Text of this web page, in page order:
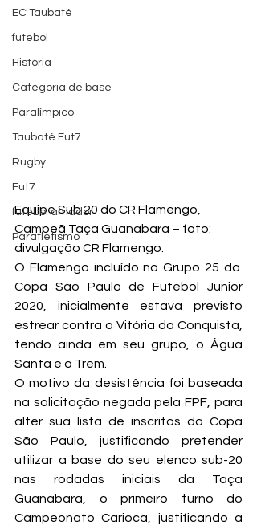
EC Taubaté
futebol
História
Categoria de base
Paralímpico
Taubaté Fut7
Rugby
Fut7
futebol amador
Paratletismo
Equipe Sub 20 do CR Flamengo,
Campeã Taça Guanabara – foto:
divulgação CR Flamengo.
O Flamengo incluído no Grupo 25 da
Copa São Paulo de Futebol Junior
2020, inicialmente estava previsto
estrear contra o Vitória da Conquista,
tendo ainda em seu grupo, o Água
Santa e o Trem.
O motivo da desistência foi baseada
na solicitação negada pela FPF, para
alter sua lista de inscritos da Copa
São Paulo, justificando pretender
utilizar a base do seu elenco sub-20
nas rodadas iniciais da Taça
Guanabara, o primeiro turno do
Campeonato Carioca, justificando a